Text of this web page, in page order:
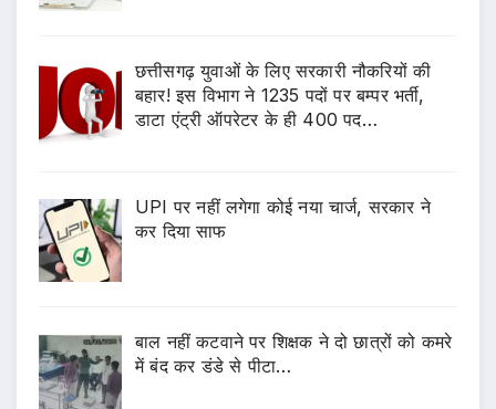
छत्तीसगढ़ युवाओं के लिए सरकारी नौकरियों की
बहार! इस विभाग ने 1235 पदों पर बम्पर भर्ती,
डाटा एंट्री ऑपरेटर के ही 400 पद…
UPI पर नहीं लगेगा कोई नया चार्ज, सरकार ने
कर दिया साफ
बाल नहीं कटवाने पर शिक्षक ने दो छात्रों को कमरे
में बंद कर डंडे से पीटा…